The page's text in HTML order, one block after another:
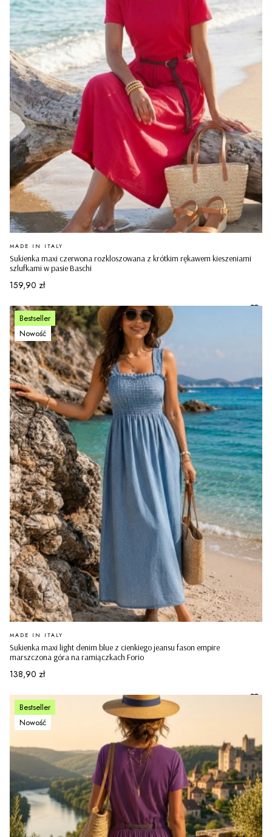
Sukienka maxi czerwona rozkloszowana z krótkim rękawem kieszeniami
szlufkami w pasie Baschi
PRODUCENT
MADE IN ITALY
Cena
159,90 zł
Bestseller
Nowość
Sukienka maxi light denim blue z cienkiego jeansu fason empire
marszczona góra na ramiączkach Forio
PRODUCENT
MADE IN ITALY
Cena
138,90 zł
Bestseller
Nowość